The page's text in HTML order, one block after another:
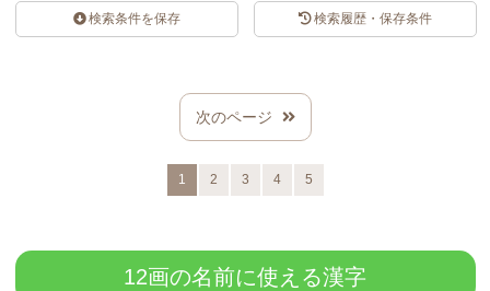
検索条件を保存 検索履歴・保存条件
次のページ
1 2 3 4 5
12画の名前に使える漢字